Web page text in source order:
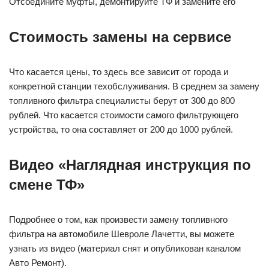
Стоимость замены на сервисе
Что касается цены, то здесь все зависит от города и
конкретной станции техобслуживания. В среднем за замену
топливного фильтра специалисты берут от 300 до 800
рублей. Что касается стоимости самого фильтрующего
устройства, то она составляет от 200 до 1000 рублей.
Видео «Наглядная инструкция по
смене ТФ»
Подробнее о том, как произвести замену топливного
фильтра на автомобиле Шевроле Лачетти, вы можете
узнать из видео (материал снят и опубликован каналом
Авто Ремонт).